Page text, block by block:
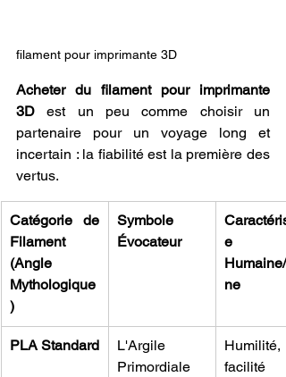
filament pour imprimante 3D
Acheter du filament pour imprimante
3D est un peu comme choisir un
partenaire pour un voyage long et
incertain : la fiabilité est la première des
vertus.
Catégorie de
Filament
(Angle
Mythologique
)
Symbole
Évocateur
e
Humaine/
ne
PLA Standard
L'Argile
Primordiale
Humilité,
facilité